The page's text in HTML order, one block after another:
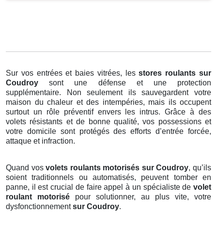
Sur vos entrées et baies vitrées, lesstores roulants sur
Coudroysont une défense et une protection
supplémentaire. Non seulement ils sauvegardent votre
maison du chaleur et des intempéries, mais ils occupent
surtout un rôle préventif envers les intrus. Grâce à des
volets résistants et de bonne qualité, vos possessions et
votre domicile sont protégés des efforts d’entrée forcée,
attaque et infraction.
Quand vosvolets roulants motorisés sur Coudroy, qu’ils
soient traditionnels ou automatisés, peuvent tomber en
panne, il est crucial de faire appel à un spécialiste de volet
roulant motorisé pour solutionner, au plus vite, votre
dysfonctionnementsur Coudroy.